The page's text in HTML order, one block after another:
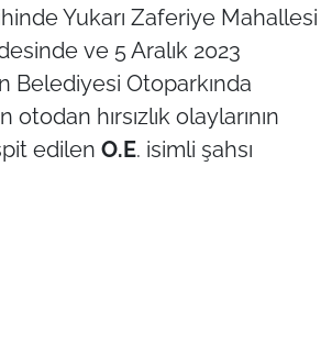
Yukarı Zaferiye Mahallesi
ve 5 Aralık 2023
Belediyesi Otoparkında
hırsızlık olaylarının
edilen O.E. isimli şahsı